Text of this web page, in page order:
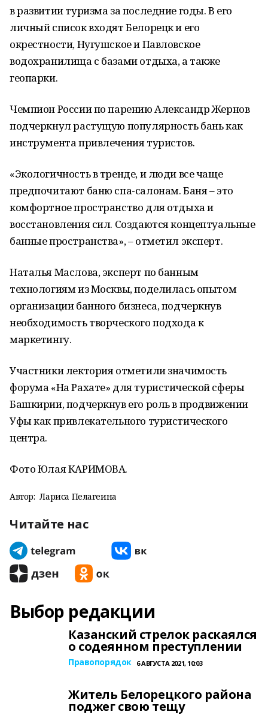
в развитии туризма за последние годы. В его
личный список входят Белорецк и его
окрестности, Нугушское и Павловское
водохранилища с базами отдыха, а также
геопарки.
Чемпион России по парению Александр Жернов
подчеркнул растущую популярность бань как
инструмента привлечения туристов.
«Экологичность в тренде, и люди все чаще
предпочитают баню спа-салонам. Баня – это
комфортное пространство для отдыха и
восстановления сил. Создаются концептуальные
банные пространства», – отметил эксперт.
Наталья Маслова, эксперт по банным
технологиям из Москвы, поделилась опытом
организации банного бизнеса, подчеркнув
необходимость творческого подхода к
маркетингу.
Участники лектория отметили значимость
форума «На Рахате» для туристической сферы
Башкирии, подчеркнув его роль в продвижении
Уфы как привлекательного туристического
центра.
Фото Юлая КАРИМОВА.
Автор: Лариса Пелагеина
Читайте нас
Выбор редакции
Казанский стрелок раскаялся
о содеянном преступлении
Правопорядок 6 АВГУСТА 2021, 10:03
Житель Белорецкого района
поджег свою тещу